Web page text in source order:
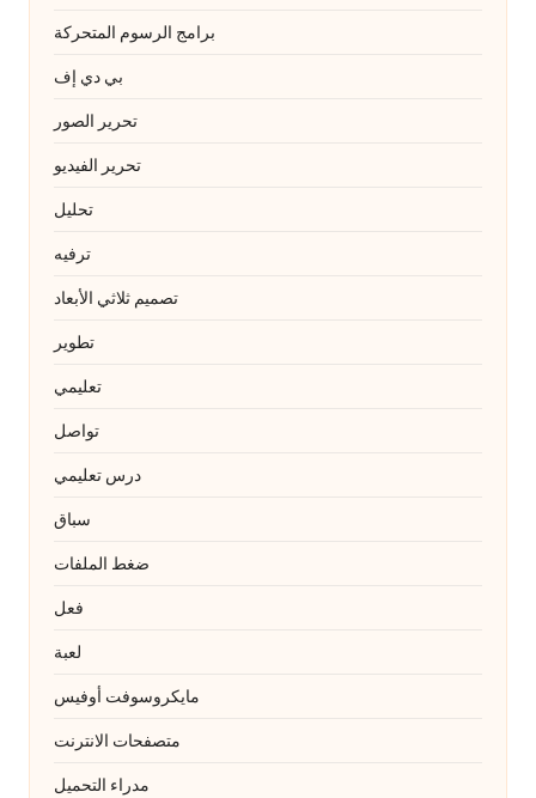
برامج الرسوم المتحركة
بي دي إف
تحرير الصور
تحرير الفيديو
تحليل
ترفيه
تصميم ثلاثي الأبعاد
تطوير
تعليمي
تواصل
درس تعليمي
سباق
ضغط الملفات
فعل
لعبة
مايكروسوفت أوفيس
متصفحات الانترنت
مدراء التحميل